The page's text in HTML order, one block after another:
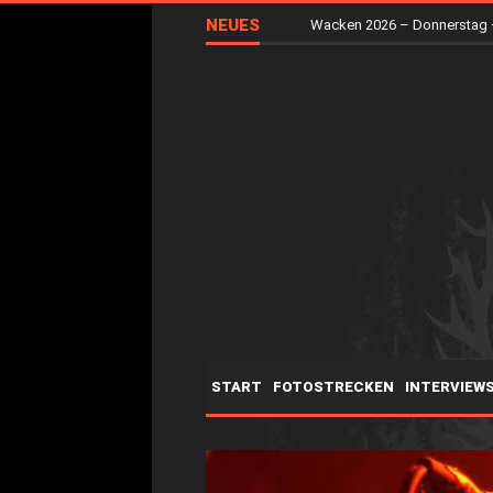
NEUES Wacken 2026 – Donnerstag
START FOTOSTRECKEN